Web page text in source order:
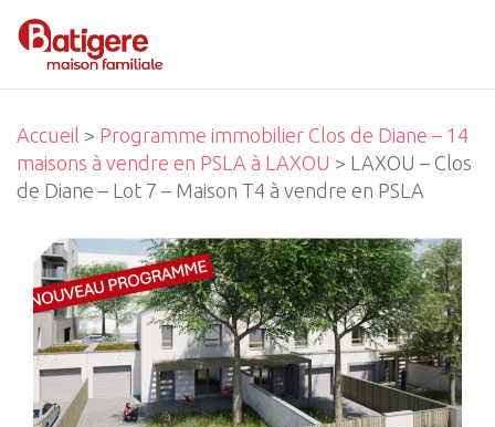
Accueil > Programme immobilier Clos de Diane – 14
maisons à vendre en PSLA à LAXOU > LAXOU – Clos
de Diane – Lot 7 – Maison T4 à vendre en PSLA